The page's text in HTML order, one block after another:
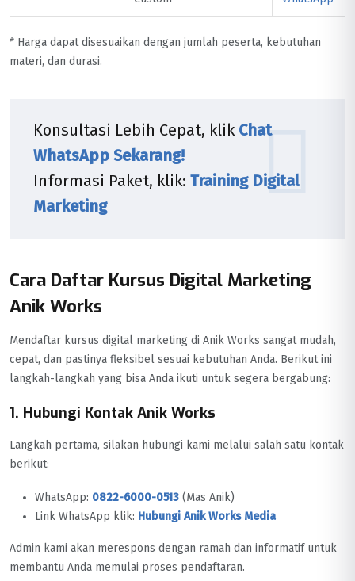
* Harga dapat disesuaikan dengan jumlah peserta, kebutuhan
materi, dan durasi.
Konsultasi Lebih Cepat, klik Chat
WhatsApp Sekarang!
Informasi Paket, klik: Training Digital
Marketing
Cara Daftar Kursus Digital Marketing
Anik Works
Mendaftar kursus digital marketing di Anik Works sangat mudah,
cepat, dan pastinya fleksibel sesuai kebutuhan Anda. Berikut ini
langkah-langkah yang bisa Anda ikuti untuk segera bergabung:
1. Hubungi Kontak Anik Works
Langkah pertama, silakan hubungi kami melalui salah satu kontak
berikut:
WhatsApp: 0822-6000-0513 (Mas Anik)
Link WhatsApp klik: Hubungi Anik Works Media
Admin kami akan merespons dengan ramah dan informatif untuk
membantu Anda memulai proses pendaftaran.